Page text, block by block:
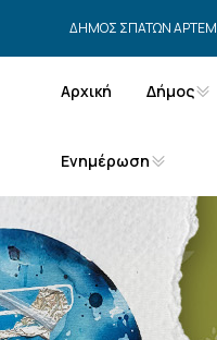
ΔΗΜΟΣ ΣΠΑΤΩΝ
Αρχική Δήμος
Ενημέρωση